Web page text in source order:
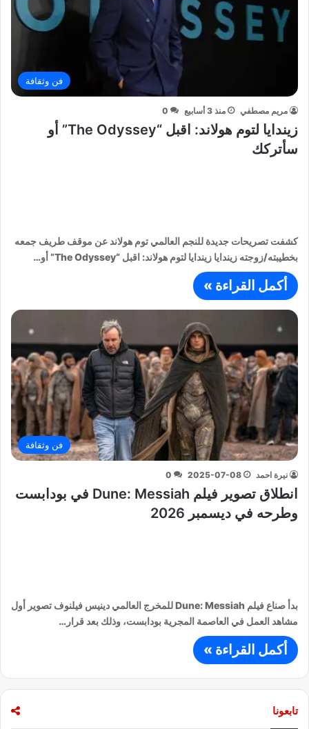
فن وثقافة
مريم مصطفي منذ 3 أسابيع 0
زيندايا لتوم هولاند: اقبل “The Odyssey” أو
سأتركك
كشفت تصريحات جديدة للنجم العالمي توم هولاند عن موقف طريف جمعه
بخطيبته/زوجته زيندايا زيندايا لتوم هولاند: اقبل “The Odyssey” أو…
أكمل القراءة »
فن وثقافة
نيرة احمد 2025-07-08
0
انطلاق تصوير فيلم Dune: Messiah في بودابست
وطرحه في ديسمبر 2026
بدأ صناع فيلم Dune: Messiah للمخرج العالمي دينيس فيلنوف تصوير أول
مشاهد العمل في العاصمة المجرية بودابست، وذلك بعد قرار…
أكمل القراءة »
تابعونا